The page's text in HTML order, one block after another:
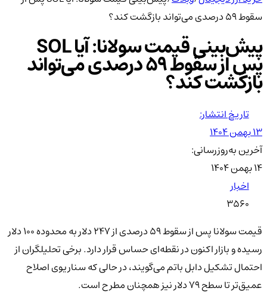
سقوط ۵۹ درصدی می‌تواند بازگشت کند؟
پیش‌بینی قیمت سولانا: آیا SOL
پس از سقوط ۵۹ درصدی می‌تواند
بازگشت کند؟
تاریخ انتشار:
۱۳ بهمن ۱۴۰۴
آخرین به‌روزرسانی:
۱۴ بهمن ۱۴۰۴
اخبار
3560
قیمت سولانا پس از سقوط ۵۹ درصدی از ۲۴۷ دلار به محدوده ۱۰۰ دلار
رسیده و بازار اکنون در نقطه‌ای حساس قرار دارد. برخی تحلیلگران از
احتمال تشکیل دابل باتم می‌گویند، در حالی که سناریوی اصلاح
عمیق‌تر تا سطح ۷۹ دلار نیز همچنان مطرح است.